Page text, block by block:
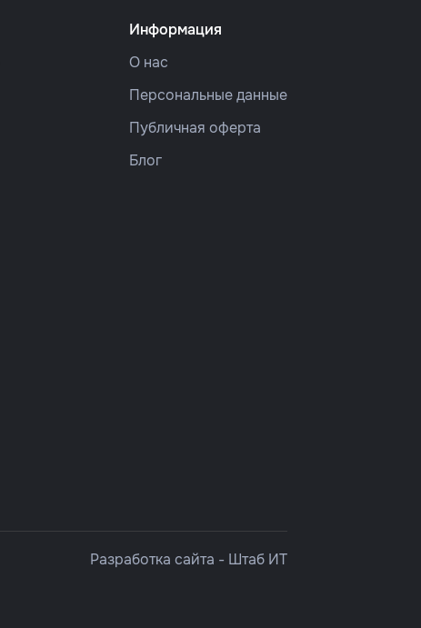
Информация
О нас
Персональные данные
Публичная оферта
Блог
Разработка сайта - Штаб ИТ